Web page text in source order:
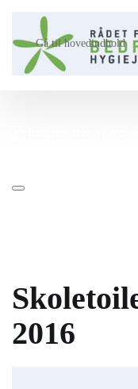
Gå til hovedindhold
2016